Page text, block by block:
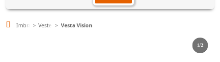
Imbracaminte
Veste Vesta Vision
1/2